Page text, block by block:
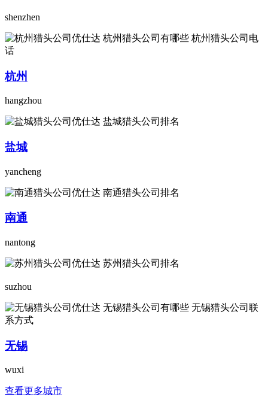
shenzhen
杭州
hangzhou
盐城
yancheng
南通
nantong
suzhou
无锡
wuxi
查看更多城市